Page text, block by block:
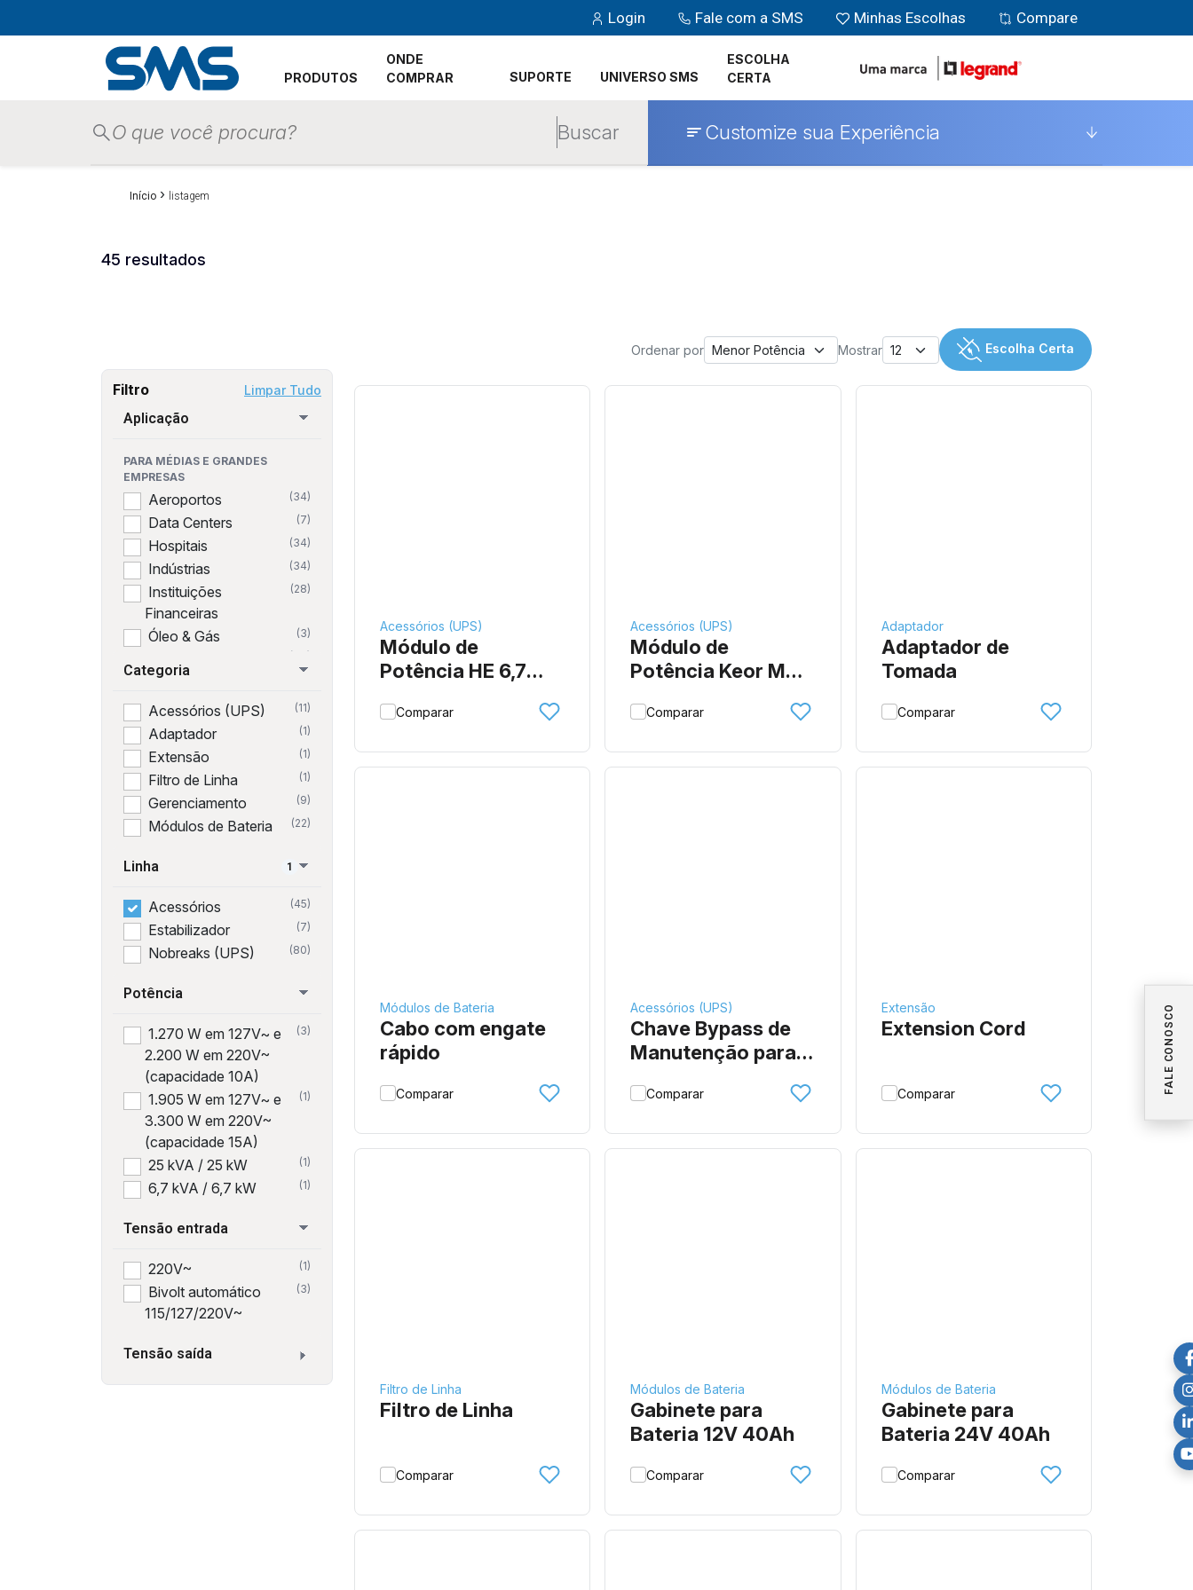
Login Fale com a SMS Minhas Escolhas Compare
PRODUTOS
ONDE
COMPRAR
SUPORTE UNIVERSO SMS
ESCOLHA
CERTA
Buscar Customize sua Experiência
Início › listagem
45 resultados
Filtro Limpar Tudo
Aplicação
PARA MÉDIAS E GRANDES
EMPRESAS
Aeroportos (34)
Data Centers (7)
Hospitais (34)
Indústrias (34)
Instituições
Financeiras
(28)
Óleo & Gás (3)
Redes e Servidores
Redes Varejistas (34)
Telecomunicações (34)
PARA SEU ESCRITÓRIO
Comércio (36)
Consultórios (36)
Escritórios
(36)
Home Office (14)
Pequenos Escritórios (14)
PARA SUA CASA
Aquário (11)
Aquecedor a Gás
Para seu computador (14)
Para sua
conectividade
PC Gamer (7)
Categoria
Acessórios (UPS) (11)
Adaptador (1)
Extensão (1)
Filtro de Linha (1)
Gerenciamento (9)
Módulos de Bateria (22)
Linha 1
Acessórios (45)
Estabilizador (7)
Nobreaks (UPS) (80)
Potência
1.270 W em 127V~ e
2.200 W em 220V~
(capacidade 10A)
(3)
1.905 W em 127V~ e
3.300 W em 220V~
(capacidade 15A)
(1)
25 kVA / 25 kW (1)
6,7 kVA / 6,7 kW (1)
Tensão entrada
220V~ (1)
Bivolt automático
115/127/220V~
(3)
Tensão saída
Ordenar por Mostrar Escolha Certa
Acessórios (UPS)
Módulo de
Potência HE 6,7
Comparar
Acessórios (UPS)
Módulo de
Potência Keor MOD
Comparar
Adaptador
Adaptador de
Tomada
Comparar
Módulos de Bateria
Cabo com engate
rápido
Comparar
Acessórios (UPS)
Chave Bypass de
Manutenção para
Comparar
Extensão
Extension Cord
Comparar
Filtro de Linha
Filtro de Linha
Comparar
Módulos de Bateria
Gabinete para
Bateria 12V 40Ah
Comparar
Módulos de Bateria
Gabinete para
Bateria 24V 40Ah
Comparar
FALE CONOSCO